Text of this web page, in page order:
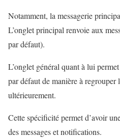
Notamment, la messagerie
L’onglet principal renvoie aux
par défaut).
L’onglet général quant à lui
par défaut de manière à
ultérieurement.
Cette spécificité permet d’avoir
des messages et notifications.